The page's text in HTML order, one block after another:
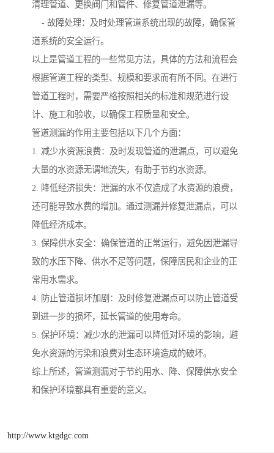
清理管道、更换阀门和管件、修复管道泄漏等。
- 故障处理：及时处理管道系统出现的故障，确保管
道系统的安全运行。
以上是管道工程的一些常见方法，具体的方法和流程会
根据管道工程的类型、规模和要求而有所不同。在进行
管道工程时，需要严格按照相关的标准和规范进行设
计、施工和验收，以确保工程质量和安全。
管道测漏的作用主要包括以下几个方面：
1. 减少水资源浪费：及时发现管道的泄漏点，可以避免
大量的水资源无谓地流失，有助于节约水资源。
2. 降低经济损失：泄漏的水不仅造成了水资源的浪费，
还可能导致水费的增加。通过测漏并修复泄漏点，可以
降低经济成本。
3. 保障供水安全：确保管道的正常运行，避免因泄漏导
致的水压下降、供水不足等问题，保障居民和企业的正
常用水需求。
4. 防止管道损坏加剧：及时修复泄漏点可以防止管道受
到进一步的损坏，延长管道的使用寿命。
5. 保护环境：减少水的泄漏可以降低对环境的影响，避
免水资源的污染和浪费对生态环境造成的破坏。
综上所述，管道测漏对于节约用水、降、保障供水安全
和保护环境都具有重要的意义。
http://www.ktgdgc.com